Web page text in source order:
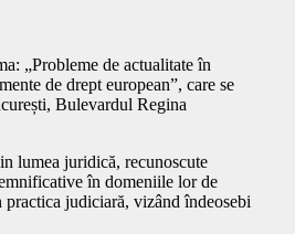
„Probleme de actualitate în
de drept european”, care se
Bulevardul Regina
lumea juridică, recunoscute
în domeniile lor de
judiciară, vizând îndeosebi